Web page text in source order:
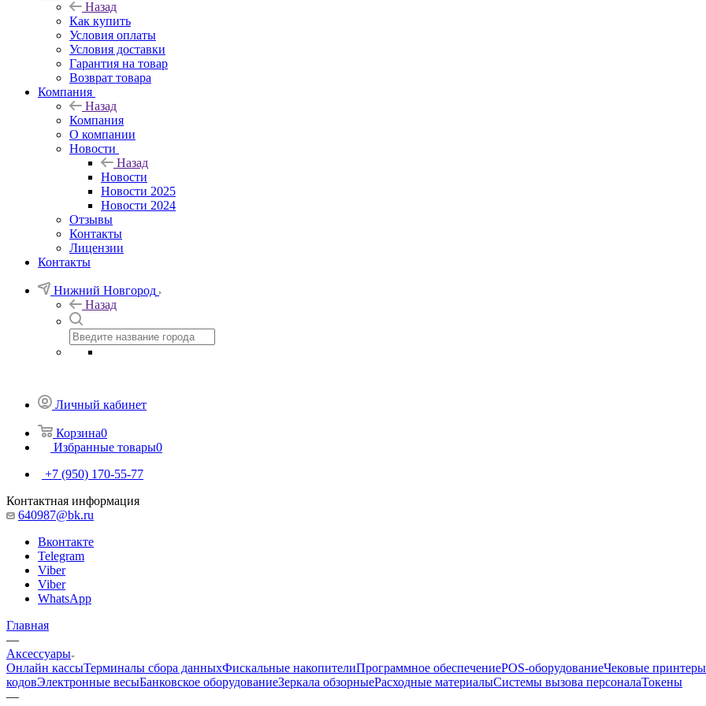
Назад
Как купить
Условия оплаты
Условия доставки
Гарантия на товар
Возврат товара
Компания
Назад
Компания
О компании
Новости
Назад
Новости
Новости 2025
Новости 2024
Отзывы
Контакты
Лицензии
Контакты
Нижний Новгород
Назад
Личный кабинет
Корзина0
Избранные товары0
+7 (950) 170-55-77
Контактная информация
640987@bk.ru
Вконтакте
Telegram
Viber
Viber
WhatsApp
Главная
—
Аксессуары
Онлайн кассыТерминалы сбора данныхФискальные накопителиПрограммное обеспечениеPOS-оборудованиеЧековые принтеры
кодовЭлектронные весыБанковское оборудованиеЗеркала обзорныеРасходные материалыСистемы вызова персоналаТокены
—